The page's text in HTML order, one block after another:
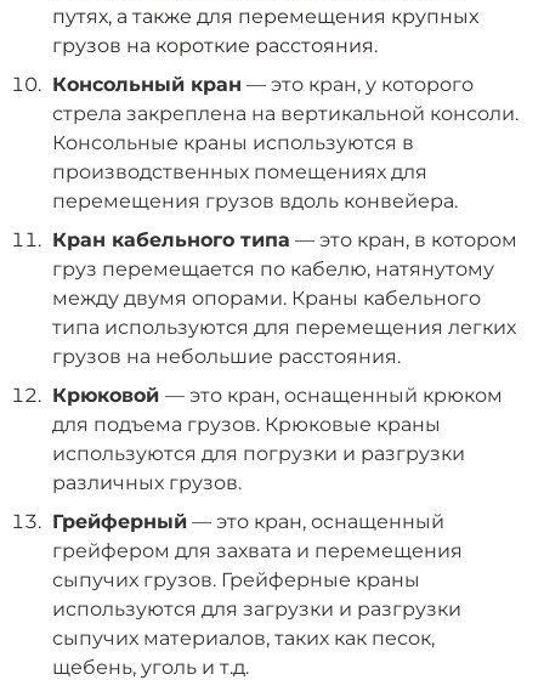
путях, а также для перемещения крупных
грузов на короткие расстояния.
Консольный кран — это кран, у которого
стрела закреплена на вертикальной консоли.
Консольные краны используются в
производственных помещениях для
перемещения грузов вдоль конвейера.
Кран кабельного типа — это кран, в котором
груз перемещается по кабелю, натянутому
между двумя опорами. Краны кабельного
типа используются для перемещения легких
грузов на небольшие расстояния.
Крюковой — это кран, оснащенный крюком
для подъема грузов. Крюковые краны
используются для погрузки и разгрузки
различных грузов.
Грейферный— это кран, оснащенный
грейфером для захвата и перемещения
сыпучих грузов. Грейферные краны
используются для загрузки и разгрузки
сыпучих материалов, таких как песок,
щебень, уголь и т.д.